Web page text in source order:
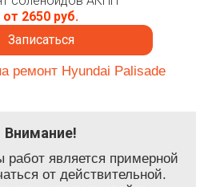
от 2650 руб.
Записаться
ремонт Hyundai Palisade
Внимание!
работ является примерной
от действительной.